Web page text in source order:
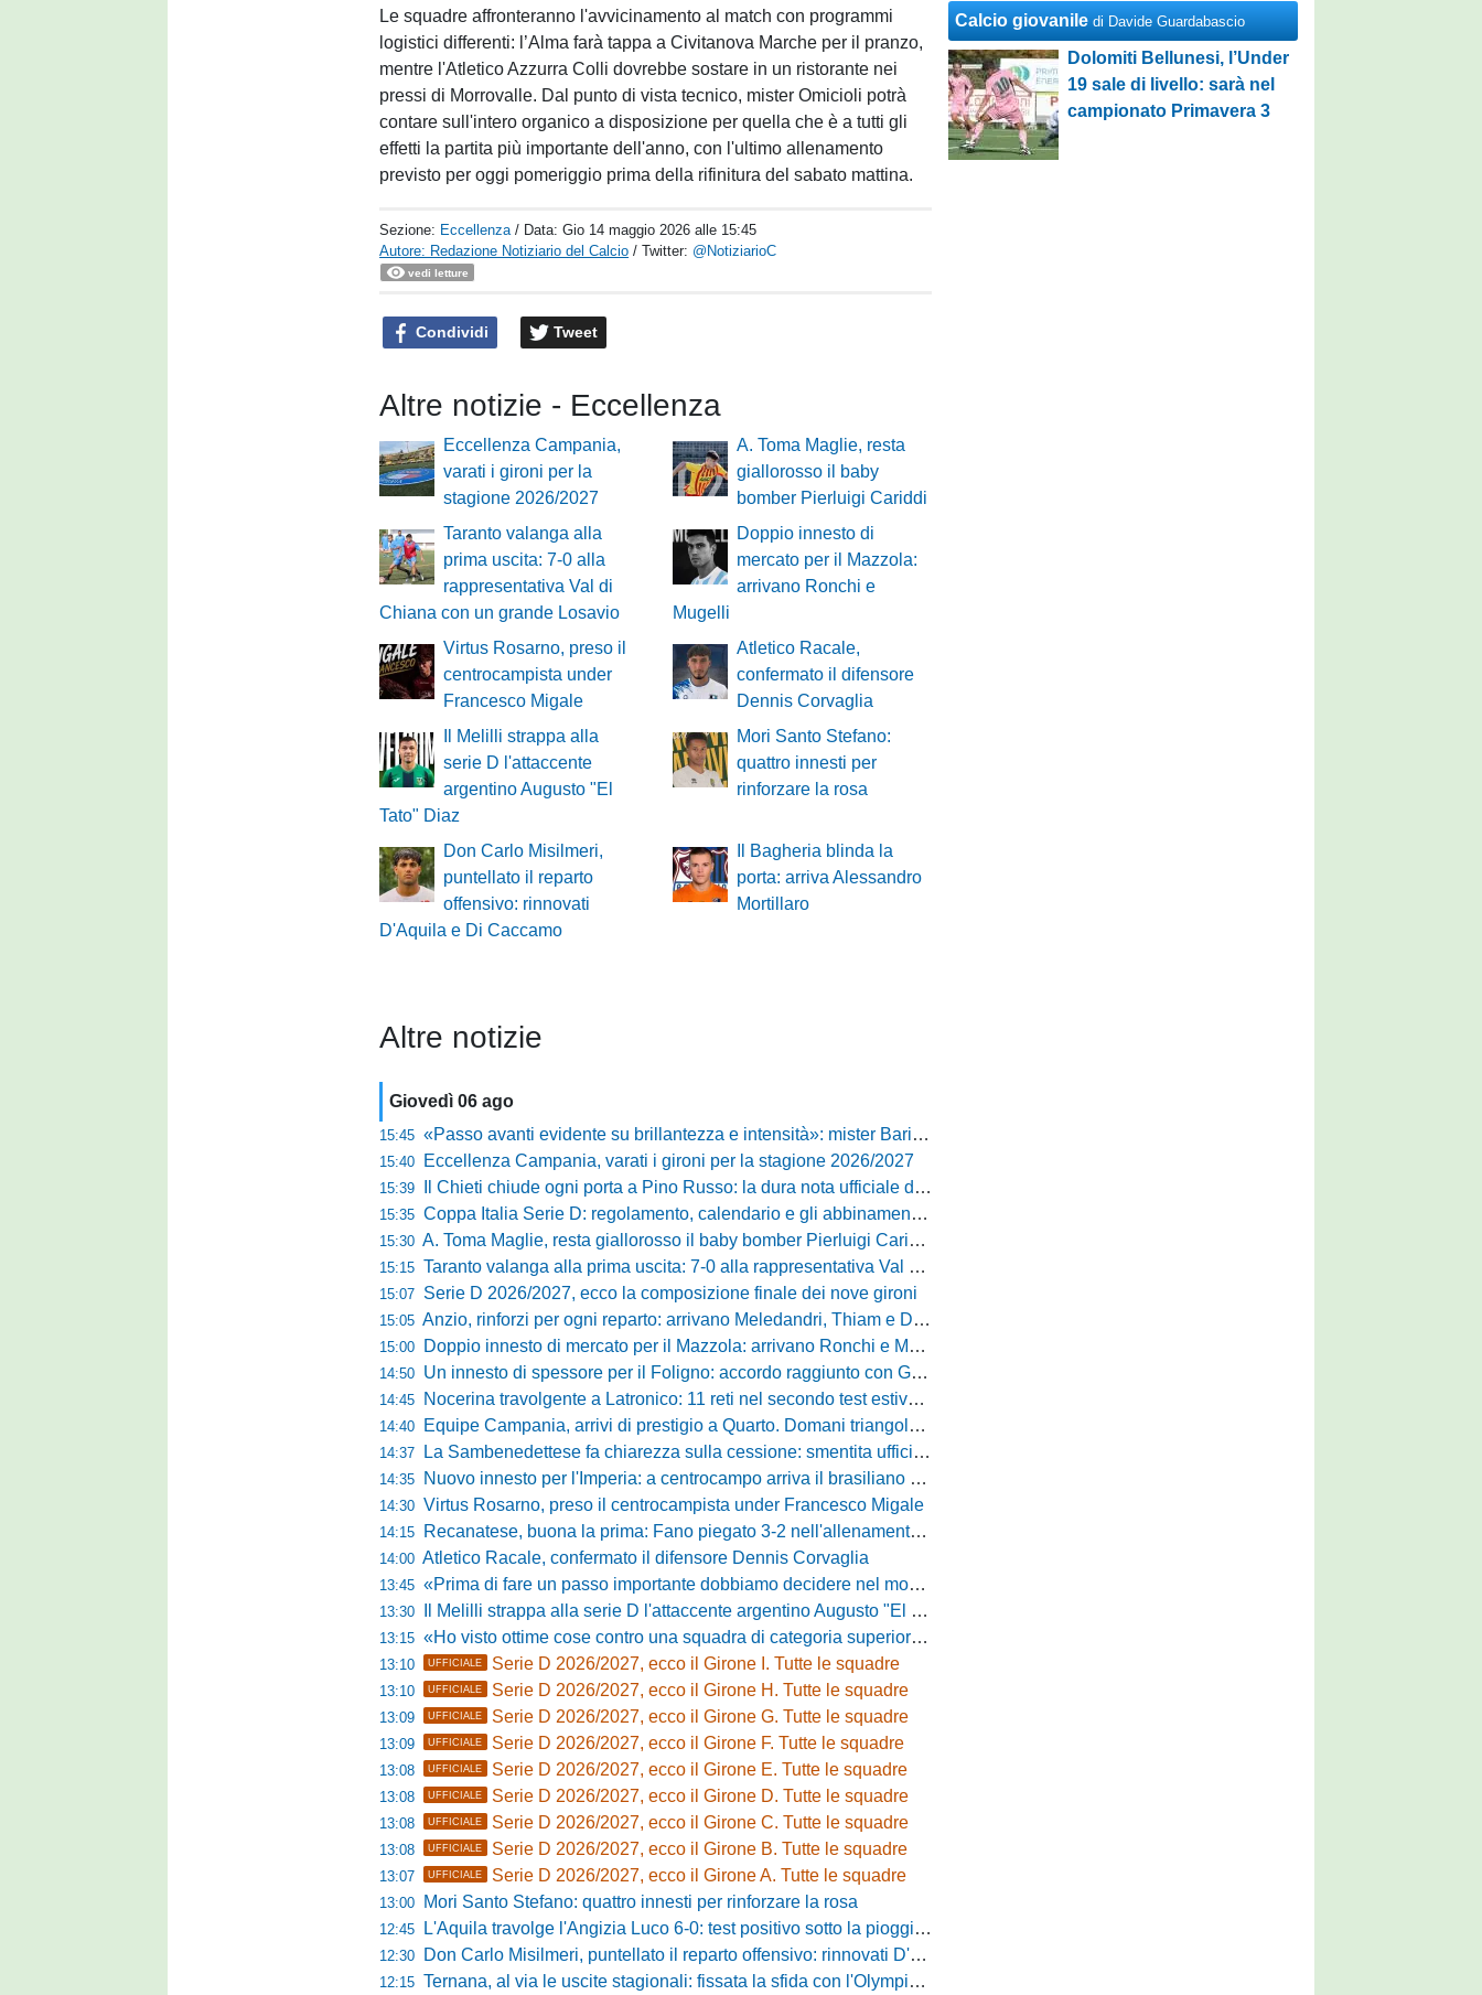
Le squadre affronteranno l'avvicinamento al match con programmi
logistici differenti: l’Alma farà tappa a Civitanova Marche per il pranzo,
mentre l'Atletico Azzurra Colli dovrebbe sostare in un ristorante nei
pressi di Morrovalle. Dal punto di vista tecnico, mister Omicioli potrà
contare sull'intero organico a disposizione per quella che è a tutti gli
effetti la partita più importante dell'anno, con l'ultimo allenamento
previsto per oggi pomeriggio prima della rifinitura del sabato mattina.
Sezione: Eccellenza / Data:Gio 14 maggio 2026 alle 15:45
Autore: Redazione Notiziario del Calcio / Twitter: @NotiziarioC
vedi letture
Condividi Tweet
Altre notizie - Eccellenza
Eccellenza Campania,
varati i gironi per la
stagione 2026/2027
A. Toma Maglie, resta
giallorosso il baby
bomber Pierluigi Cariddi
Taranto valanga alla
prima uscita: 7-0 alla
rappresentativa Val di
Chiana con un grande Losavio
Doppio innesto di
mercato per il Mazzola:
arrivano Ronchi e
Mugelli
Virtus Rosarno, preso il
centrocampista under
Francesco Migale
Atletico Racale,
confermato il difensore
Dennis Corvaglia
Il Melilli strappa alla
serie D l'attaccente
argentino Augusto "El
Tato" Diaz
Mori Santo Stefano:
quattro innesti per
rinforzare la rosa
Don Carlo Misilmeri,
puntellato il reparto
offensivo: rinnovati
D'Aquila e Di Caccamo
Il Bagheria blinda la
porta: arriva Alessandro
Mortillaro
Altre notizie
Giovedì 06 ago
15:45 «Passo avanti evidente su brillantezza e intensità»: mister Barilari promuove il Pineto dopo il test a Palena
15:40 Eccellenza Campania, varati i gironi per la stagione 2026/2027
15:39 Il Chieti chiude ogni porta a Pino Russo: la dura nota ufficiale del presidente Di Labio
15:35 Coppa Italia Serie D: regolamento, calendario e gli abbinamenti dei primi due turni
15:30 A. Toma Maglie, resta giallorosso il baby bomber Pierluigi Cariddi
15:15 Taranto valanga alla prima uscita: 7-0 alla rappresentativa Val di Chiana con un grande Losavio
15:07 Serie D 2026/2027, ecco la composizione finale dei nove gironi
15:05 Anzio, rinforzi per ogni reparto: arrivano Meledandri, Thiam e Damiano
15:00 Doppio innesto di mercato per il Mazzola: arrivano Ronchi e Mugelli
14:50 Un innesto di spessore per il Foligno: accordo raggiunto con Giampà
14:45 Nocerina travolgente a Latronico: 11 reti nel secondo test estivo per i molossi
14:40 Equipe Campania, arrivi di prestigio a Quarto. Domani triangolare con Casertana e Ischia
14:37 La Sambenedettese fa chiarezza sulla cessione: smentita ufficiale del presidente Massi
14:35 Nuovo innesto per l'Imperia: a centrocampo arriva il brasiliano Nunes
14:30 Virtus Rosarno, preso il centrocampista under Francesco Migale
14:15 Recanatese, buona la prima: Fano piegato 3-2 nell'allenamento congiunto del Tubaldi
14:00 Atletico Racale, confermato il difensore Dennis Corvaglia
13:45 «Prima di fare un passo importante dobbiamo decidere nel modo giusto»: Greco e il rebus mercato dopo la vittoria con l'Ossese
13:30 Il Melilli strappa alla serie D l'attaccente argentino Augusto "El Tato" Diaz
13:15 «Ho visto ottime cose contro una squadra di categoria superiore»: Franzini analizza il test del Piacenza
13:10 UFFICIALE Serie D 2026/2027, ecco il Girone I. Tutte le squadre
13:10 UFFICIALE Serie D 2026/2027, ecco il Girone H. Tutte le squadre
13:09 UFFICIALE Serie D 2026/2027, ecco il Girone G. Tutte le squadre
13:09 UFFICIALE Serie D 2026/2027, ecco il Girone F. Tutte le squadre
13:08 UFFICIALE Serie D 2026/2027, ecco il Girone E. Tutte le squadre
13:08 UFFICIALE Serie D 2026/2027, ecco il Girone D. Tutte le squadre
13:08 UFFICIALE Serie D 2026/2027, ecco il Girone C. Tutte le squadre
13:08 UFFICIALE Serie D 2026/2027, ecco il Girone B. Tutte le squadre
13:07 UFFICIALE Serie D 2026/2027, ecco il Girone A. Tutte le squadre
13:00 Mori Santo Stefano: quattro innesti per rinforzare la rosa
12:45 L'Aquila travolge l'Angizia Luco 6-0: test positivo sotto la pioggia, doppietta per Gasperoni
12:30 Don Carlo Misilmeri, puntellato il reparto offensivo: rinnovati D'Aquila e Di Caccamo
12:15 Ternana, al via le uscite stagionali: fissata la sfida con l'Olympia Thyrus tra lavoro di campo e incroci amarcord
Calcio giovanile di Davide Guardabascio
Dolomiti Bellunesi, l’Under
19 sale di livello: sarà nel
campionato Primavera 3